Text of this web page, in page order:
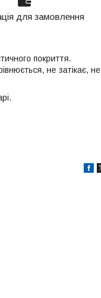
для замовлення
покриття.
не затікає, не